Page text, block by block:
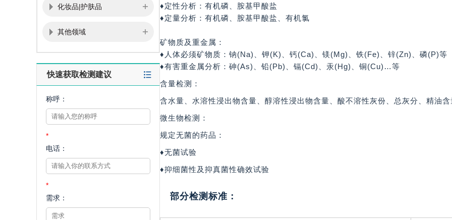
化妆品|护肤品
其他领域
快速获取检测建议
称呼：
*
电话：
*
需求：
♦定性分析：有机磷、胺基甲酸盐
♦定量分析：有机磷、胺基甲酸盐、有机氯
矿物质及重金属：
♦人体必须矿物质：钠(Na)、钾(K)、钙(Ca)、镁(Mg)、铁(Fe)、锌(Zn)、磷(P)等
♦有害重金属分析：砷(As)、铅(Pb)、镉(Cd)、汞(Hg)、铜(Cu)…等
含量检测：
含水量、水溶性浸出物含量、醇溶性浸出物含量、酸不溶性灰份、总灰分、精油
微生物检测：
规定无菌的药品：
♦无菌试验
♦抑细菌性及抑真菌性确效试验
部分检测标准：